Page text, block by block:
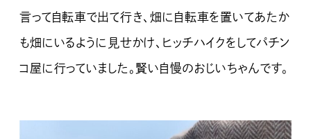
言って自転車で出て行き、畑に自転車を置いてあたか
も畑にいるように見せかけ、ヒッチハイクをしてパチン
コ屋に行っていました。賢い自慢のおじいちゃんです。